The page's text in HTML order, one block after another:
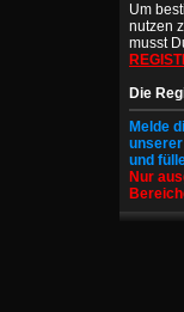
Um
nutzen
musst
Die
Melde
und
Nur